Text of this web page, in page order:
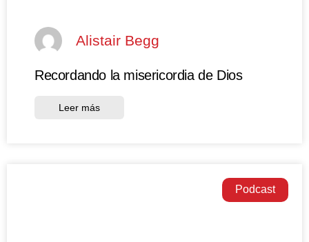
Alistair Begg
Recordando la misericordia de Dios
Leer más
Podcast